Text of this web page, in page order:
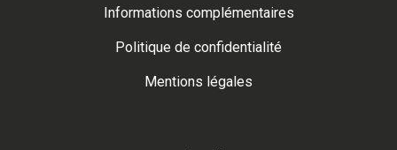
Informations complémentaires
Politique de confidentialité
Mentions légales